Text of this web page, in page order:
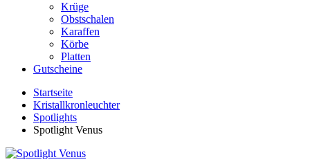
Krüge
Obstschalen
Karaffen
Körbe
Platten
Gutscheine
Startseite
Kristallkronleuchter
Spotlights
Spotlight Venus